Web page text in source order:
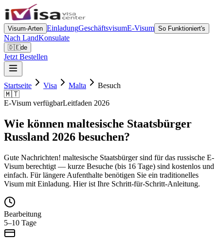
Visum-Arten EinladungGeschäftsvisumE-Visum So Funktioniert's
Nach LandKonsulate
🇩🇪de
Jetzt Bestellen
Startseite Visa Malta
Besuch
🇲🇹
E-Visum verfügbarLeitfaden 2026
Wie können maltesische Staatsbürger
Russland 2026 besuchen?
Gute Nachrichten! maltesische Staatsbürger sind für das russische E-
Visum berechtigt — kurze Besuche (bis 16 Tage) sind kostenlos und
einfach. Für längere Aufenthalte benötigen Sie ein traditionelles
Visum mit Einladung. Hier ist Ihre Schritt-für-Schritt-Anleitung.
Bearbeitung
5–10 Tage